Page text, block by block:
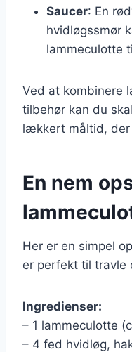
Saucer: En
hvidløgssmør
lammeculotte
Ved at kombinere
tilbehør kan du
lækkert måltid,
En nem
Her er en simpel
er perfekt til travle
Ingredienser:
– 1 lammeculotte
– 4 fed hvidløg,